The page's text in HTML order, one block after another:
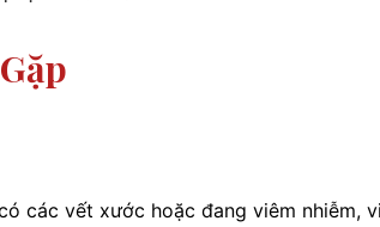
các vết xước hoặc đang viêm nhiễm,